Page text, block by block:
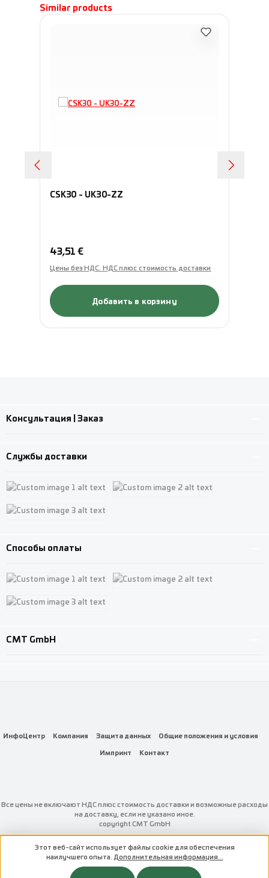
Пропустить галерею продуктов
Similar products
CSK30 - UK30-ZZ
Обычная цена:
43,51 €
Цены без НДС. НДС плюс стоимость доставки
Добавить в корзину
Консультация | Заказ
Службы доставки
Custom image 1
Способы оплаты
Custom image 1
CMT GmbH
ИнфоЦентр Компания Защита данных
Общие положения и условия
Импринт
Контакт
Все цены не включают НДС плюс стоимость доставкии возможные расходы
на доставку, если не указано иное.
copyright CMT GmbH
Этот веб-сайт использует файлы cookie для обеспечения
наилучшего опыта. Дополнительная информация...